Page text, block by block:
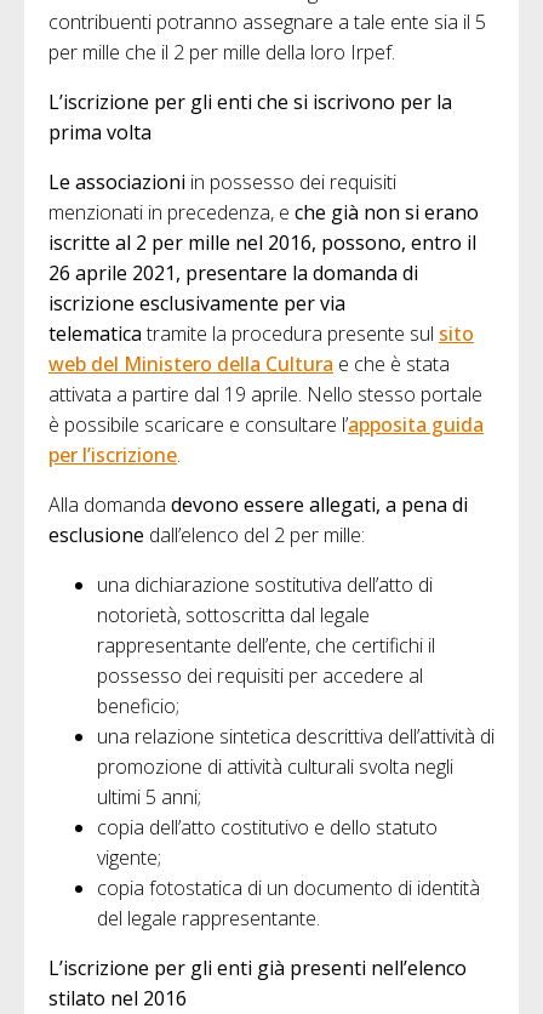
contribuenti potranno assegnare a tale ente sia il 5
per mille che il 2 per mille della loro Irpef.
L’iscrizione per gli enti che si iscrivono per la
prima volta
Le associazioni in possesso dei requisiti
menzionati in precedenza, e che già non si erano
iscritte al 2 per mille nel 2016, possono, entro il
26 aprile 2021, presentare la domanda di
iscrizione esclusivamente per via
telematicatramite la procedura presente sul sito
web del Ministero della Cultura e che è stata
attivata a partire dal 19 aprile. Nello stesso portale
è possibile scaricare e consultare l’apposita guida
per l’iscrizione.
Alla domanda devono essere allegati, a pena di
esclusione dall’elenco del 2 per mille:
una dichiarazione sostitutiva dell’atto di
notorietà, sottoscritta dal legale
rappresentante dell’ente, che certifichi il
possesso dei requisiti per accedere al
beneficio;
una relazione sintetica descrittiva dell’attività di
promozione di attività culturali svolta negli
ultimi 5 anni;
copia dell’atto costitutivo e dello statuto
vigente;
copia fotostatica di un documento di identità
del legale rappresentante.
L’iscrizione per gli enti già presenti nell’elenco
stilato nel 2016